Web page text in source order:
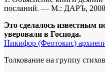
посланий. — М.: ДАРЪ,
Это сделалось известным
уверовали в Господа.
Никифор (Феотокис)
Толкование на группу